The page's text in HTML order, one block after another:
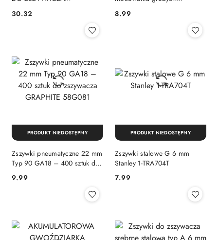
TYP 90 DŁUGOŚĆ 20 MM
4000 szt 14-623 NEO TOOLS
Cena:
30.32
8mm 1000szt TOPEX 41E408
Cena:
8.99
Zszywki pneumatyczne 22 mm
Typ 90 GA18 – 400 sztuk do
58G081
Cena:
9.99
PRODUKT NIEDOSTĘPNY
Zszywki stalowe G 6 mm
Stanley 1-TRA704T
Cena:
7.99
PRODUKT NIEDOSTĘPNY